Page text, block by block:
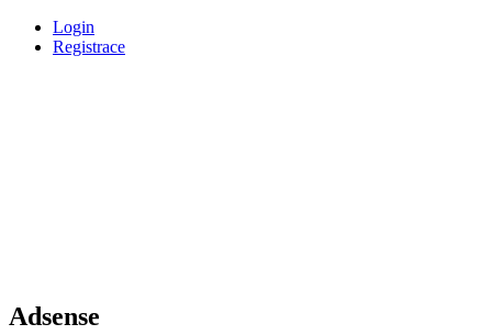
Login
Registrace
Adsense